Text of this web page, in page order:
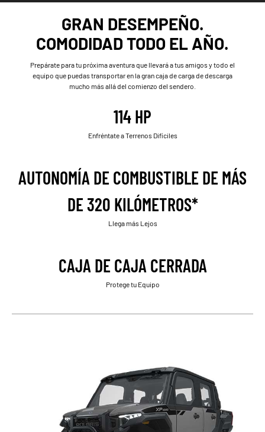
GRAN DESEMPEÑO.
COMODIDAD TODO EL AÑO.
Prepárate para tu próxima aventura que llevará a tus amigos y todo el
equipo que puedas transportar en la gran caja de carga de descarga
mucho más allá del comienzo del sendero.
114 HP
Enfréntate a Terrenos Difíciles
AUTONOMÍA DE COMBUSTIBLE DE MÁS
DE 320 KILÓMETROS*
Llega más Lejos
CAJA DE CAJA CERRADA
Protege tu Equipo